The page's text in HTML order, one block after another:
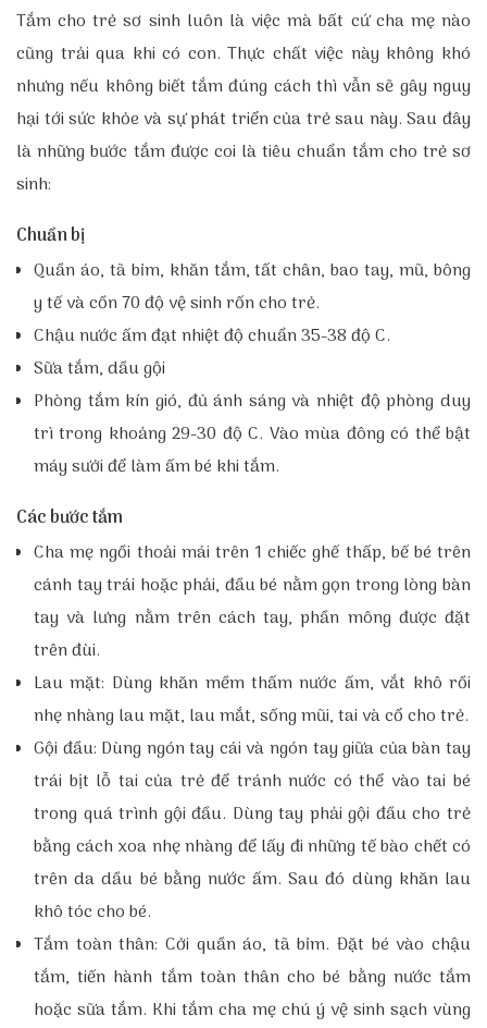
Tắm cho trẻ sơ sinh luôn là việc mà bất cứ cha mẹ nào
cũng trải qua khi có con. Thực chất việc này không khó
nhưng nếu không biết tắm đúng cách thì vẫn sẽ gây nguy
hại tới sức khỏe và sự phát triển của trẻ sau này. Sau đây
là nhữngbước tắm được coi là tiêu chuẩn tắm cho trẻ sơ
sinh:
Chuẩn bị
Quần áo, tã bỉm, khăn tắm, tất chân, bao tay, mũ, bông
y tế và cồn 70 độ vệ sinh rốn cho trẻ.
Chậu nước ấm đạt nhiệt độ chuẩn 35-38 độ C.
Sữa tắm, dầu gội
Phòng tắm kín gió, đủ ánh sáng và nhiệt độ phòng duy
trì trong khoảng 29-30 độ C. Vào mùa đông có thể bật
máy sưởi để làm ấm bé khi tắm.
Các bước tắm
Cha mẹ ngồi thoải mái trên 1 chiếc ghế thấp, bế bé trên
cánh tay trái hoặc phải, đầu bé nằm gọn trong lòng bàn
tay và lưng nằm trên cách tay, phần mông được đặt
trên đùi.
Lau mặt: Dùng khăn mềm thấm nước ấm, vắt khô rồi
nhẹ nhàng lau mặt, lau mắt, sống mũi, tai và cổ cho trẻ.
Gội đầu: Dùng ngón tay cái và ngón tay giữa của bàn tay
trái bịt lỗ tai của trẻ để tránh nước có thể vào tai bé
trong quá trình gội đầu. Dùng tay phải gội đầu cho trẻ
bằng cách xoa nhẹ nhàng để lấy đi những tế bào chết có
trên da dầu bé bằng nước ấm. Sau đó dùng khăn lau
khô tóc cho bé.
Tắm toàn thân: Cởi quần áo, tã bỉm. Đặt bé vào chậu
tắm, tiến hành tắm toàn thân cho bé bằng nước tắm
hoặc sữa tắm. Khi tắm cha mẹ chú ý vệ sinh sạch vùng